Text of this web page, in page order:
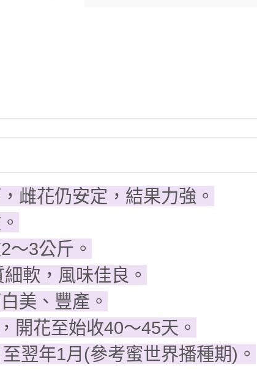
雌花仍安定，結果力強。
～3公斤。
軟，風味佳良。
美、豐產。
開花至始收40～45天。
翌年1月(參考蜜世界播種期)。